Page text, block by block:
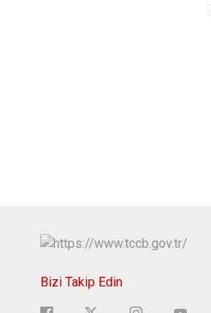
Bizi Takip Edin